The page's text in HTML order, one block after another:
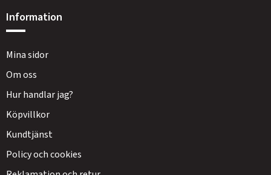
Information
Mina sidor
Om oss
Hur handlar jag?
Köpvillkor
Kundtjänst
Policy och cookies